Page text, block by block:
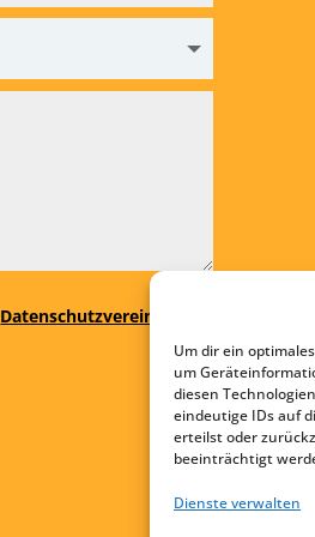
Um dir ein
um
diesen
eindeutige IDs auf
erteilst oder
beeinträchtigt
Dienste verwalten
Datenschutzvereinbarung